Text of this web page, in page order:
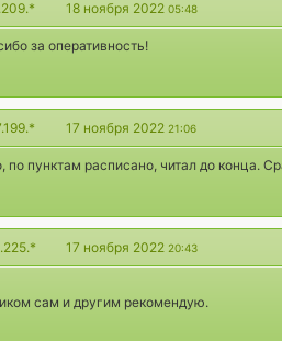
18 ноября 2022 05:48
за оперативность!
17 ноября 2022 21:06
по пунктам расписано, читал до конца.
17 ноября 2022 20:43
сам и другим рекомендую.